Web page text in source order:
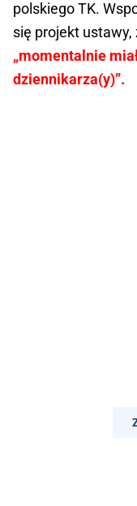
polskiego TK.
się projekt ustawy,
„momentalnie
dziennikarza(y)”.